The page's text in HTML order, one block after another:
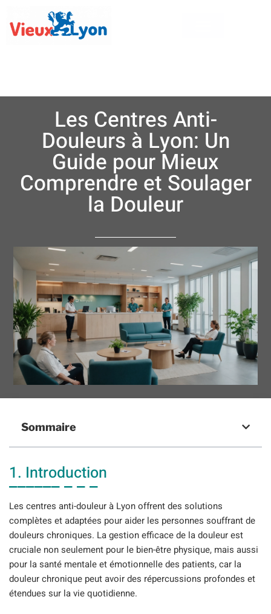
Les Centres Anti-
Douleurs à Lyon: Un
Guide pour Mieux
Comprendre et Soulager
la Douleur
Sommaire
1. Introduction
Les centres anti-douleur à Lyon offrent des solutions
complètes et adaptées pour aider les personnes souffrant de
douleurs chroniques. La gestion efficace de la douleur est
cruciale non seulement pour le bien-être physique, mais aussi
pour la santé mentale et émotionnelle des patients, car la
douleur chronique peut avoir des répercussions profondes et
étendues sur la vie quotidienne.